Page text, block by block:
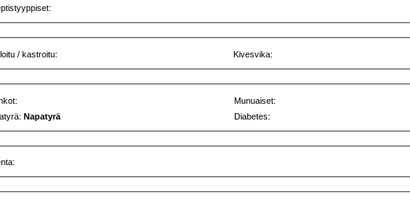
/ kastroitu: Kivesvika:
Munuaiset:
Napatyrä Diabetes: